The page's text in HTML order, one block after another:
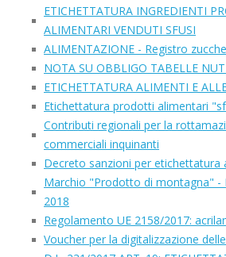
ETICHETTATURA INGREDIENTI
ALIMENTARI VENDUTI SFUSI
ALIMENTAZIONE - Registro
NOTA SU OBBLIGO TABELLE
ETICHETTATURA ALIMENTI E
Etichettatura prodotti alimentari
Contributi regionali per la
commerciali inquinanti
Decreto sanzioni per etichettatura
Marchio "Prodotto di montagna" -
2018
Regolamento UE 2158/2017:
Voucher per la digitalizzazione